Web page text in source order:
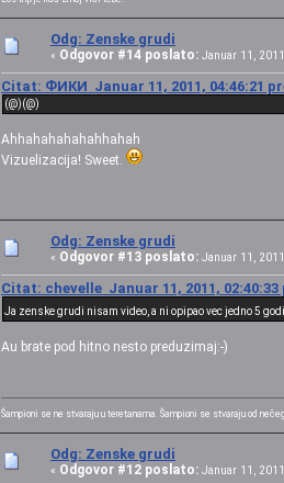
Odg: Zenske grudi
« Odgovor #14 poslato: Januar 11,
Citat: ФИКИ Januar 11, 2011, 04:46:21
(@)(@)
Ahhahahahahahhahah
Vizuelizacija! Sweet.
Odg: Zenske grudi
« Odgovor #13 poslato: Januar 11,
Citat: chevelle Januar 11, 2011, 02:40:33
Ja zenske grudi nisam video, a ni opipao vec jedno 5
Au brate pod hitno nesto preduzimaj:-)
Šampioni se ne stvaraju u teretanama. Šampioni se stvaraju od
Odg: Zenske grudi
« Odgovor #12 poslato: Januar 11,